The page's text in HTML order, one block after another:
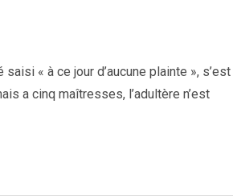
« à ce jour d’aucune plainte », s’est
a cinq maîtresses, l’adultère n’est